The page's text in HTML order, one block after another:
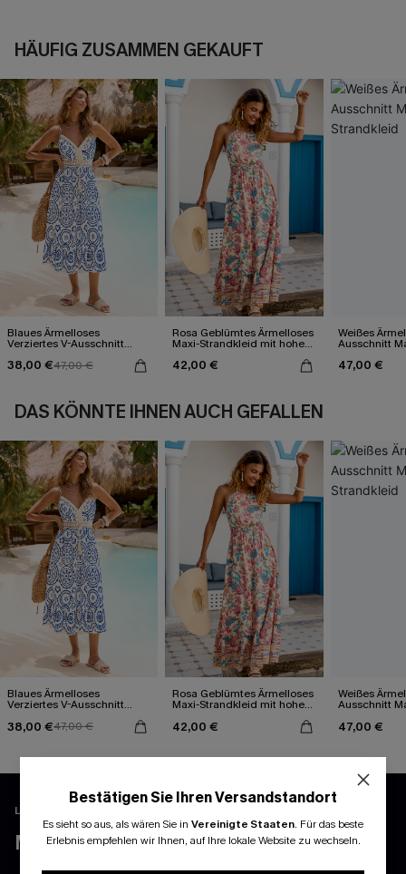
HÄUFIG ZUSAMMEN GEKAUFT
Blaues Ärmelloses
Verziertes V-Ausschnitt
38,00 €47,00 €
Rosa Geblümtes Ärmelloses
Maxi-Strandkleid mit hohem
42,00 €
Weißes
Ausschnitt
47,00 €
DAS KÖNNTE IHNEN AUCH GEFALLEN
Blaues Ärmelloses
Verziertes V-Ausschnitt
38,00 €47,00 €
Rosa Geblümtes Ärmelloses
Maxi-Strandkleid mit hohem
42,00 €
Weißes
Ausschnitt
47,00 €
LADEN UND FREISCHALTEN EXKLUSIVE VORTEILE
MEHR ERLEBEN MIT DER APP
Bestätigen Sie Ihren Versandstandort
Es sieht so aus, als wären Sie in Vereinigte Staaten. Für das beste
Erlebnis empfehlen wir Ihnen, auf Ihre lokale Website zu wechseln.